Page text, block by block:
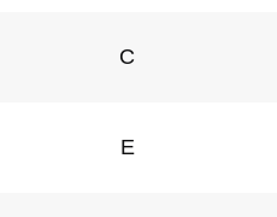
C
E